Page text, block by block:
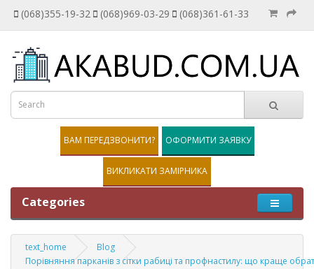
(068)355-19-32 (068)969-03-29 (068)361-61-33
ВАМ ПЕРЕДЗВОНИТИ? ОФОРМИТИ ЗАЯВКУ
ВИКЛИКАТИ ЗАМІРНИКА
Categories
text_home
Blog
Порівняння парканів з сітки рабиці та профнастилу: що краще